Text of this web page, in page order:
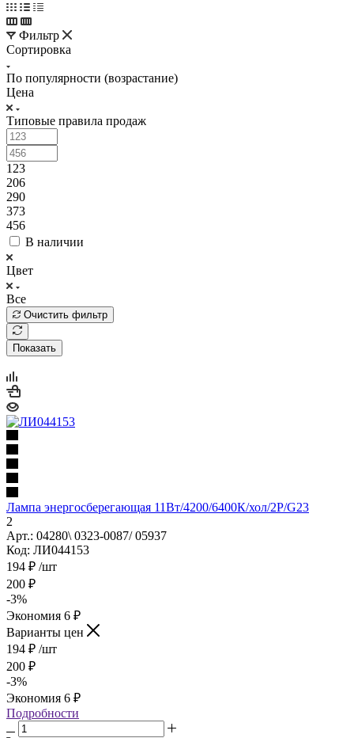
Фильтр
Сортировка
По популярности (возрастание)
Цена
Типовые правила продаж
123
206
290
373
456
В наличии
Цвет
Все
Очистить фильтр
Показать
Лампа энергосберегающая 11Вт/4200/6400К/хол/2Р/G23
2
Арт.: 04280\ 0323-0087/ 05937
Код: ЛИ044153
194 ₽ /шт
200 ₽
-3%
Экономия 6 ₽
Варианты цен
194 ₽ /шт
200 ₽
-3%
Экономия 6 ₽
Подробности